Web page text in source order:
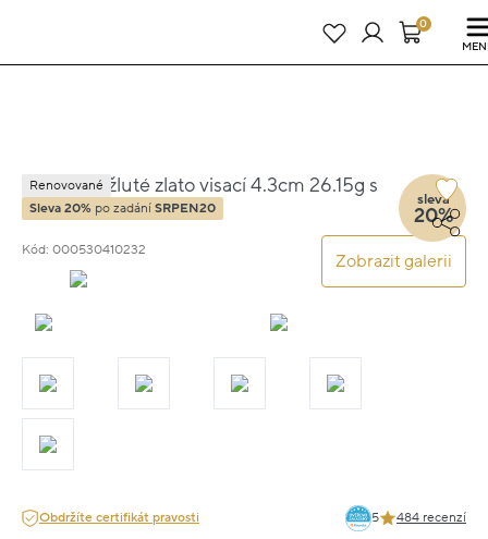
22 dní : 8h : 52m : 46s0
Náušnice žluté zlato visací 4.3cm 26.15g s
diamantem 0.540ct
Kód: 000530410232
Zobrazit galerii
Renovované
Sleva 20% po zadání SRPEN20
sleva
20%
Obdržíte certifikát pravosti 5 484 recenzí